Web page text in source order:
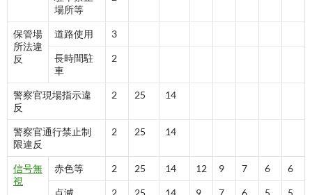
場所等
保管場
所法違
反
道路使用 3
長時間駐
車
2
警察官現場指示違
反
2 25 14
警察官通行禁止制
限違反
2 25 14
信号無
視
赤色等 2 25 14 12 9 7 6 6
点滅 2 25 14 9 7 6 5 5